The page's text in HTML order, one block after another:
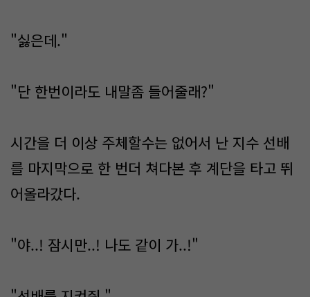
"싫은데."
"단 한번이라도 내말좀 들어줄래?"
시간을 더 이상 주체할수는 없어서 난 지수 선배
를 마지막으로 한 번더 쳐다본 후 계단을 타고 뛰
어올라갔다.
"야..! 잠시만..! 나도 같이 가..!"